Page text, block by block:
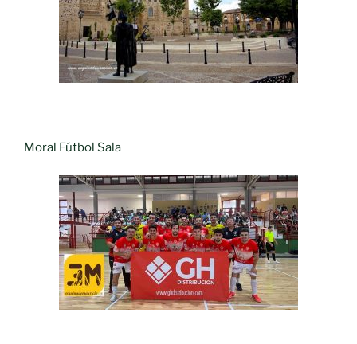
Moral Fútbol Sala